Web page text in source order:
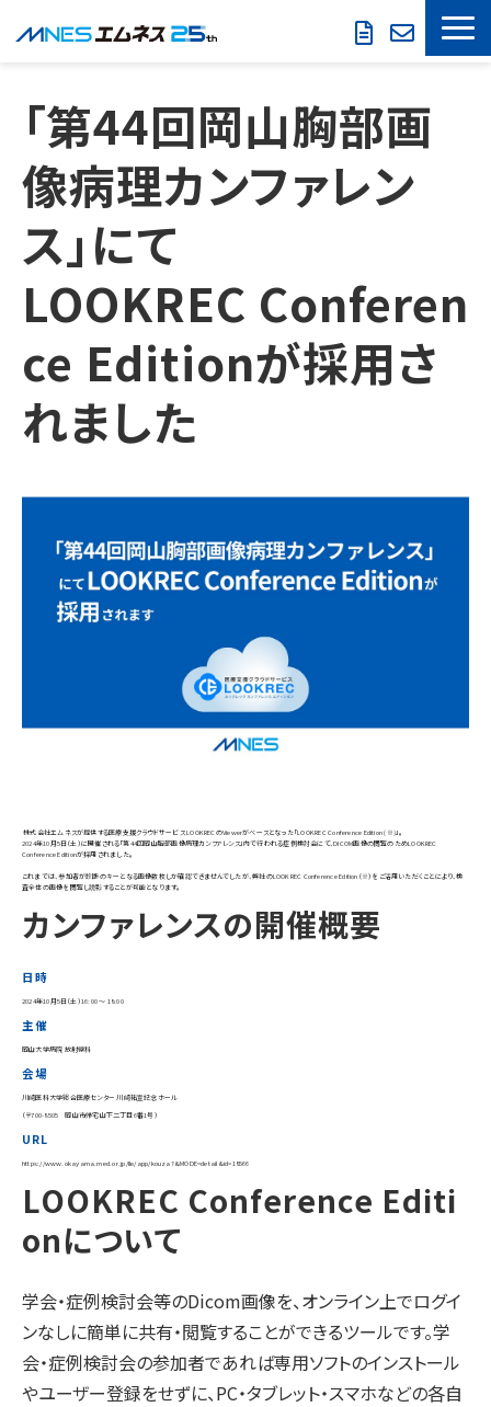
製品・サービス
導入事例
お役立ち情報
会社概要
「第44回岡山胸部画
像病理カンファレン
ス」にて
LOOKREC Conferen
ce Editionが採用さ
れました
株式会社エムネスが提供する医療支援クラウドサービス LOOKRECのViewerがベースとなった「LOOKREC Conference Edition (※)」。
2024年10月5日（土）に開催される「第44回岡山胸部画像病理カンファレンス」内で行われる症例検討会にて、DICOM画像の閲覧のためLOOKREC
Conference Editionが採用されました。
これまでは、参加者が診断のキーとなる画像数枚しか確認できませんでしたが、弊社のLOOKREC Conference Edition（※）をご活用いただくことにより、検
査全体の画像を閲覧し読影することが可能となります。
カンファレンスの開催概要
日時
2024年10月5日（土）16:00 〜 18:00
主催
岡山大学病院 放射線科
会場
川崎医科大学総合医療センター 川崎祐宣記念ホール
（〒700-8505 岡山市帰宅山下二丁目6番1号）
URL
https://www.okayama.med.or.jp/lle/app/kouza?&MODE=detail&id=18566
LOOKREC Conference Editi
onについて
学会・症例検討会等のDicom画像を、オンライン上でログイ
ンなしに簡単に共有・閲覧することができるツールです。学
会・症例検討会の参加者であれば専用ソフトのインストール
やユーザー登録をせずに、PC・タブレット・スマホなどの各自